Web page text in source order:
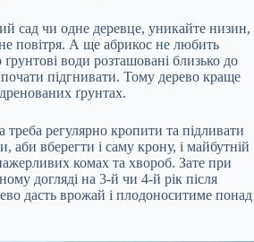
сад чи одне деревце, уникайте низин,
повітря. А ще абрикос не любить
води розташовані близько до
підгнивати. Тому дерево краще
ґрунтах.
треба регулярно кропити та підливати
аби вберегти і саму крону, і майбутній
комах та хвороб. Зате при
догляді на 3-й чи 4-й рік після
дасть врожай і плодоноситиме понад